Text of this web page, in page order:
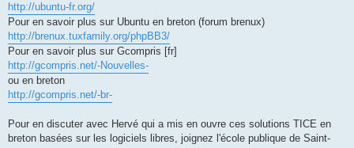
http://ubuntu-fr.org/
Pour en savoir plus sur Ubuntu en breton (forum brenux)
http://brenux.tuxfamily.org/phpBB3/
Pour en savoir plus sur Gcompris [fr]
http://gcompris.net/-Nouvelles-
ou en breton
http://gcompris.net/-br-
Pour en discuter avec Hervé qui a mis en ouvre ces solutions TICE en
breton basées sur les logiciels libres, joignez l'école publique de Saint-